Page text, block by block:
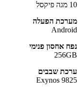
הפעלה
אחסון פנימי
שבבים
Exynos